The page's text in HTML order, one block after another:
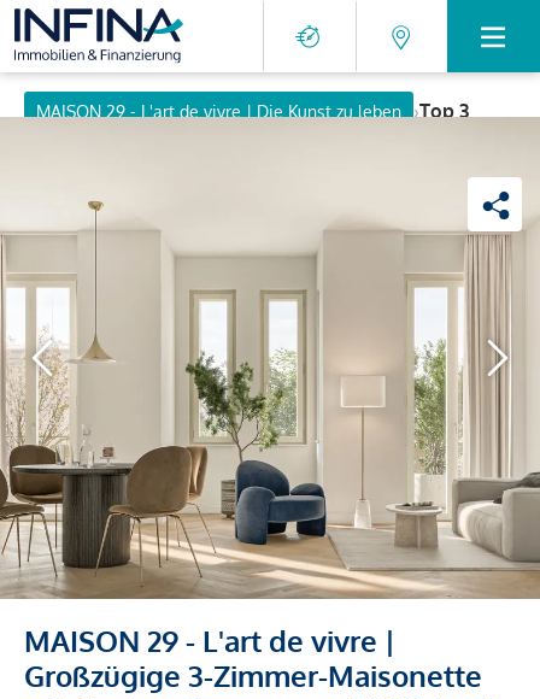
MAISON 29 - L'art de vivre | Die Kunst zu leben ›Top 3
MAISON 29 - L'art de vivre |
Großzügige 3-Zimmer-Maisonette